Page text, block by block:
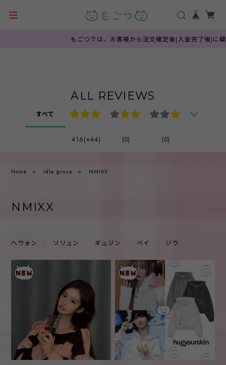
もごつでは、お客様から注文確定後(入金完了後)に韓国
ALL REVIEWS
すべて
416(+44) (0) (0)
Home Idle group NMIXX
NMIXX
へウォン ソリュン ギュジン ベイ ジウ